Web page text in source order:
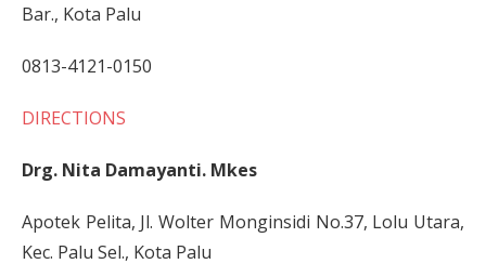
Bar., Kota Palu
0813-4121-0150
DIRECTIONS
Drg. Nita Damayanti. Mkes
Apotek Pelita, Jl. Wolter Monginsidi No.37, Lolu Utara,
Kec. Palu Sel., Kota Palu